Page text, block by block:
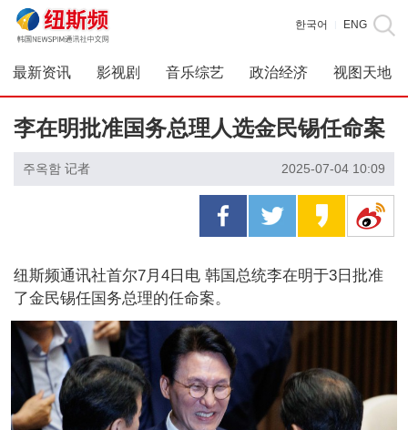
한국어 ENG
最新资讯 影视剧 音乐综艺 政治经济 视图天地
李在明批准国务总理人选金民锡任命案
주옥함 记者 2025-07-04 10:09
纽斯频通讯社首尔7月4日电 韩国总统李在明于3日批准
了金民锡任国务总理的任命案。